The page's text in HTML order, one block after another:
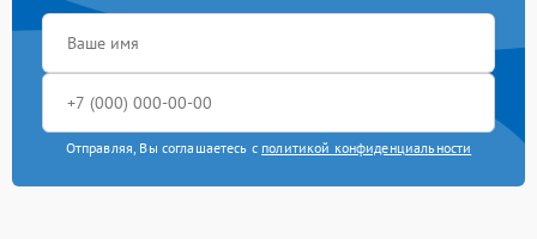
Отправляя, Вы соглашаетесь с политикой конфиденциальности